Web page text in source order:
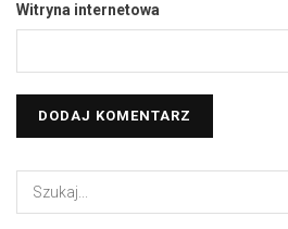
Witryna internetowa